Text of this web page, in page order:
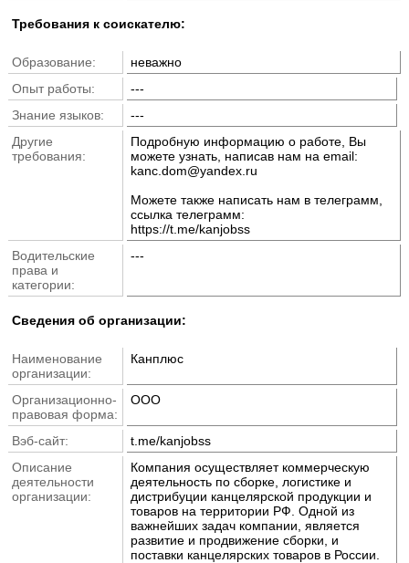
Требования к соискателю:
Образование:
неважно
Опыт работы:
---
Знание языков:
---
Другие
требования:
Подробную информацию о работе, Вы
можете узнать, написав нам на email:
kanc.dom@yandex.ru
Можете также написать нам в телеграмм,
ссылка телеграмм:
https://t.me/kanjobss
Водительские
права и
категории:
---
Cведения об организации:
Наименование
организации:
Канплюс
Организационно-
правовая форма:
ООО
Вэб-сайт:
t.me/kanjobss
Описание
деятельности
организации:
Компания осуществляет коммерческую
деятельность по сборке, логистике и
дистрибуции канцелярской продукции и
товаров на территории РФ. Одной из
важнейших задач компании, является
развитие и продвижение сборки, и
поставки канцелярских товаров в России.